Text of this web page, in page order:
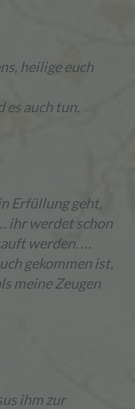
heilige euch
es auch tun.
Erfüllung geht,
ihr werdet schon
werden. …
gekommen ist,
meine Zeugen
ihm zur